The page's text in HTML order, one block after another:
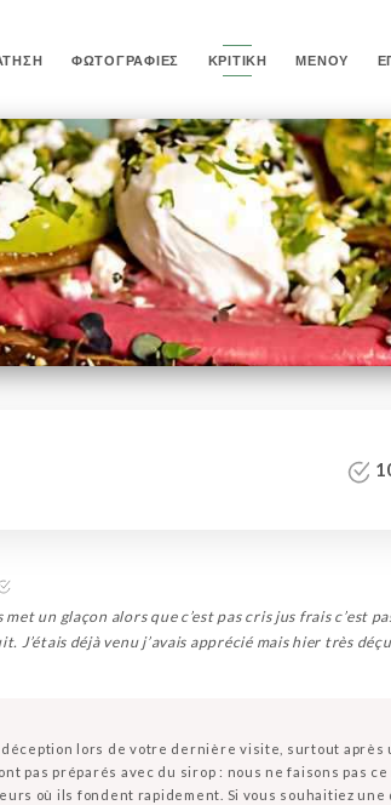
ΦΩΤΟΓΡΑΦΊΕΣ ΚΡΙΤΙΚΉ ΜΕΝΟΎ
un glaçon alors que c’est pas cris jus frais c’est
déjà venu j’avais apprécié mais hier très déçu
déception lors de votre dernière visite, surtout
pas préparés avec du sirop : nous ne faisons pas
où ils fondent rapidement. Si vous souhaitiez